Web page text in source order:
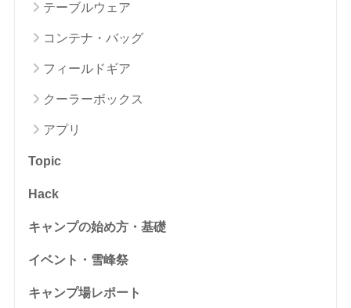
テーブルウェア
コンテナ・バッグ
フィールドギア
クーラーボックス
アプリ
Topic
Hack
キャンプの始め方・基礎
イベント・雪峰祭
キャンプ場レポート